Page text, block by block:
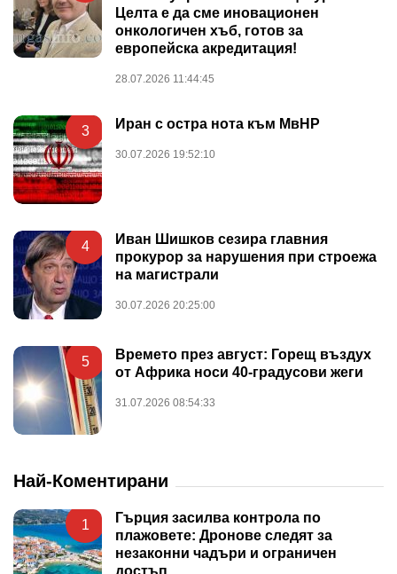
Целта е да сме иновационен
онкологичен хъб, готов за
европейска акредитация!
28.07.2026 11:44:45
3 Иран с остра нота към МвНР
30.07.2026 19:52:10
4
Иван Шишков сезира главния
прокурор за нарушения при строежа
на магистрали
30.07.2026 20:25:00
5
Времето през август: Горещ въздух
от Африка носи 40-градусови жеги
31.07.2026 08:54:33
Най-Коментирани
1
Гърция засилва контрола по
плажовете: Дронове следят за
незаконни чадъри и ограничен
достъп